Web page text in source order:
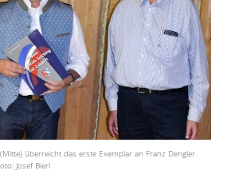
überreicht das erste Exemplar an Franz Dengler
Josef Bierl